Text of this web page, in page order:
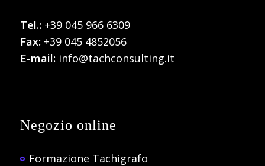
Tel.: +39 045 966 6309
Fax:+39 045 4852056
E-mail:info@tachconsulting.it
Negozio online
Formazione Tachigrafo